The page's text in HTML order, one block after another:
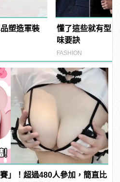
塑造軍裝
懂了這些就有型
味要訣
FASHION
」！超過480人參加，簡直比